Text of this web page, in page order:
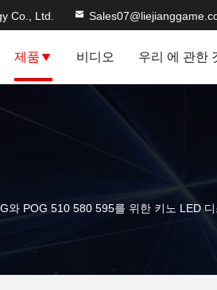
Co., Ltd.
제품 비디오 우리 에 관한
와 POG 510 580 595를 위한 키노 LED 디